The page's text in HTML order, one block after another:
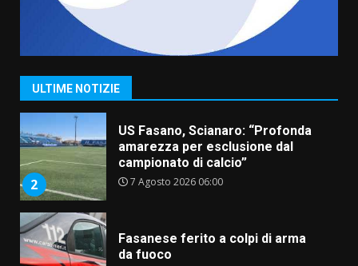
ULTIME NOTIZIE
1
“I Contestatori: Musica di
Rivoluzione”: nuovo
appuntamento con “Fasano in
2
US Fasano, Scianaro: “Profonda
amarezza per esclusione dal
campionato di calcio”
7 Agosto 2026 06:00
Fasanese ferito a colpi di arma
da fuoco